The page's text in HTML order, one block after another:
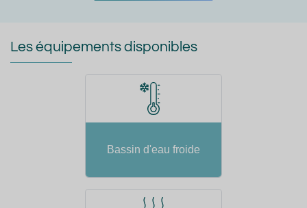
Les équipements disponibles
Bassin d'eau froide